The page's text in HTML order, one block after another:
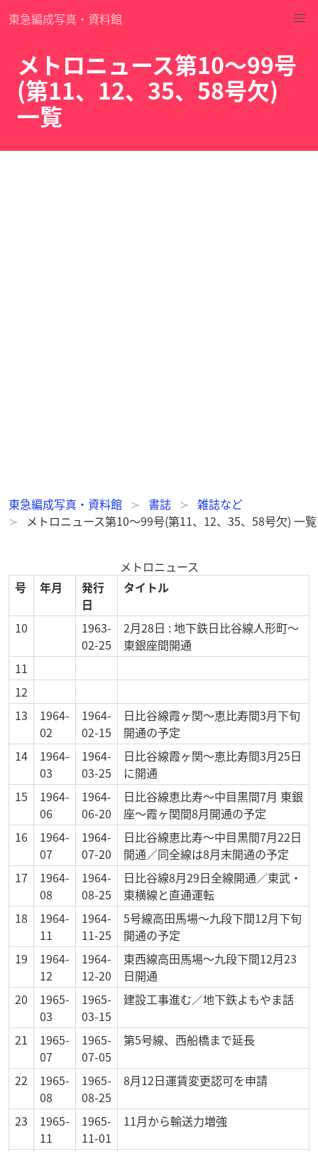
東急編成写真・資料館
メトロニュース第10～99号
(第11、12、35、58号欠)
一覧
東急編成写真・資料館 書誌
雑誌など
メトロニュース第10～99号(第11、12、35、58号欠) 一覧
メトロニュース
号
年月
発行
日
タイトル
10
1963-
02-25
2月28日 : 地下鉄日比谷線人形町～
東銀座間開通
11
12
13
1964-
02
1964-
02-15
日比谷線霞ヶ関～恵比寿間3月下旬
開通の予定
14
1964-
03
1964-
03-25
日比谷線霞ヶ関～恵比寿間3月25日
に開通
15
1964-
06
1964-
06-20
日比谷線恵比寿～中目黒間7月 東銀
座～霞ヶ関間8月開通の予定
16
1964-
07
1964-
07-20
日比谷線恵比寿～中目黒間7月22日
開通／同全線は8月末開通の予定
17
1964-
08
1964-
08-25
日比谷線8月29日全線開通／東武・
東横線と直通運転
18
1964-
11
1964-
11-25
5号線高田馬場～九段下間12月下旬
開通の予定
19
1964-
12
1964-
12-20
東西線高田馬場～九段下間12月23
日開通
20
1965-
03
1965-
03-15
建設工事進む／地下鉄よもやま話
21
1965-
07
1965-
07-05
第5号線、西船橋まで延長
22
1965-
08
1965-
08-25
8月12日運賃変更認可を申請
23
1965-
11
1965-
11-01
11月から輸送力増強